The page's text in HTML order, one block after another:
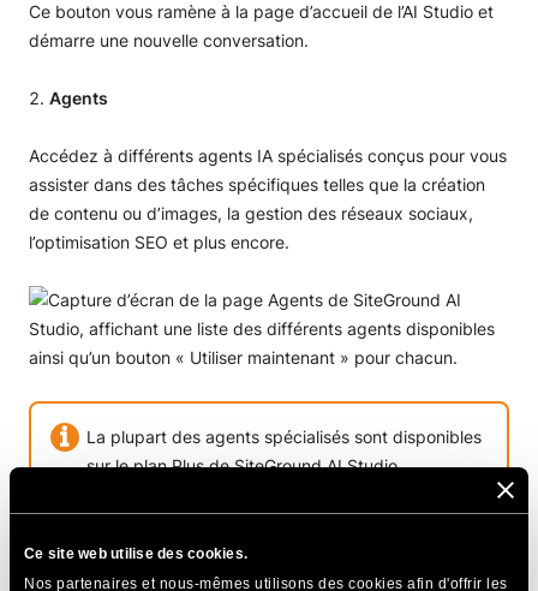
Ce site web utilise des cookies.
Nos partenaires et nous-mêmes utilisons des cookies afin d'offrir les
Ce bouton vous ramène à la page d’accueil de l’AI Studio et
démarre une nouvelle conversation.
Agents
Accédez à différents agents IA spécialisés conçus pour vous
assister dans des tâches spécifiques telles que la création
de contenu ou d’images, la gestion des réseaux sociaux,
l’optimisation SEO et plus encore.
La plupart des agents spécialisés sont disponibles
sur le plan Plus de SiteGround AI Studio.
Prompts